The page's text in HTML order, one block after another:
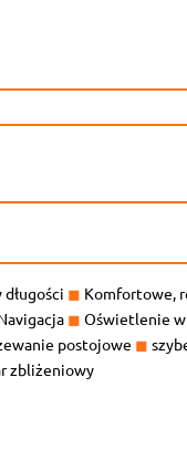
◼ Komfortowe,
◼ Oświetlenie
postojowe ◼
zbliżeniowy